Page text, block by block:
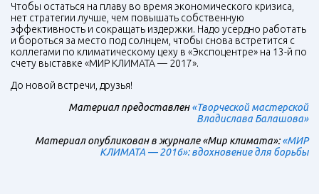
Чтобы остаться на плаву во время экономического кризиса,
нет стратегии лучше, чем повышать собственную
эффективность и сокращать издержки. Надо усердно работать
и бороться за место под солнцем, чтобы снова встретится с
коллегами по климатическому цеху в «Экспоцентре» на 13-й по
счету выставке «МИР КЛИМАТА — 2017».
До новой встречи, друзья!
Материал предоставлен «Творческой мастерской
Владислава Балашова»
Материал опубликован в журнале «Мир климата»: «МИР
КЛИМАТА — 2016»: вдохновение для борьбы